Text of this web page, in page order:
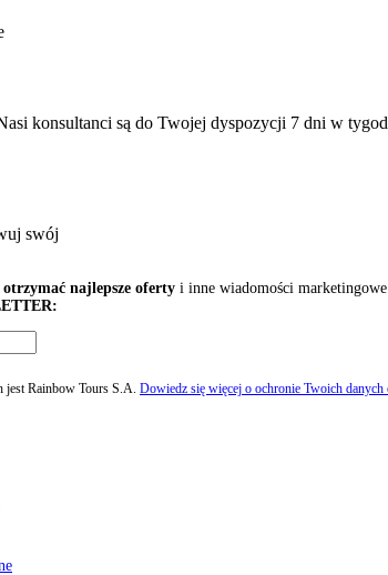
konsultanci są do Twojej dyspozycji 7 dni w
swój
najlepsze oferty i inne wiadomości
jest Rainbow Tours S.A. Dowiedz się więcej o ochronie Twoich